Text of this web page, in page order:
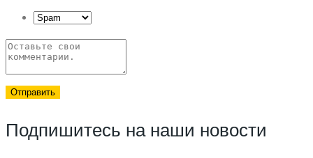
Отправить
Подпишитесь на наши новости